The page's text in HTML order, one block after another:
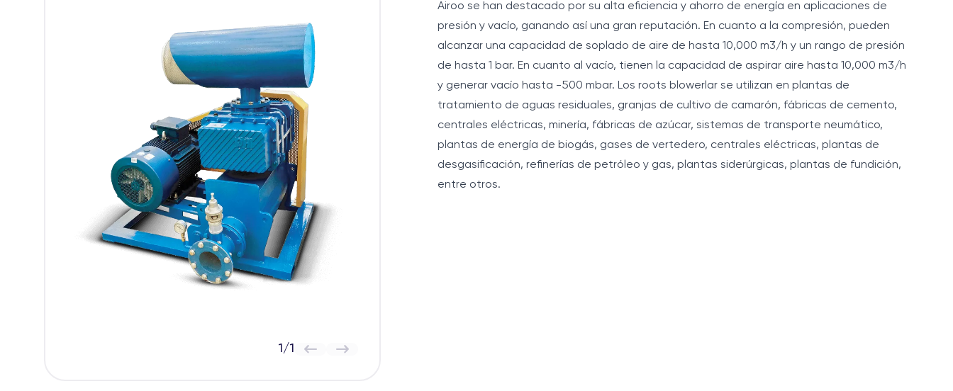
1 /1
Airoo se han destacado por su alta eficiencia y ahorro de energía en aplicaciones de
presión y vacío, ganando así una gran reputación. En cuanto a la compresión, pueden
alcanzar una capacidad de soplado de aire de hasta 10,000 m3/h y un rango de presión
de hasta 1 bar. En cuanto al vacío, tienen la capacidad de aspirar aire hasta 10,000 m3/h
y generar vacío hasta -500 mbar. Los roots blowerlar se utilizan en plantas de
tratamiento de aguas residuales, granjas de cultivo de camarón, fábricas de cemento,
centrales eléctricas, minería, fábricas de azúcar, sistemas de transporte neumático,
plantas de energía de biogás, gases de vertedero, centrales eléctricas, plantas de
desgasificación, refinerías de petróleo y gas, plantas siderúrgicas, plantas de fundición,
entre otros.